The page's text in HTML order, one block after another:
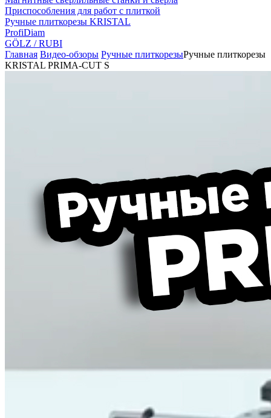
Приспособления для работ с плиткой
Ручные плиткорезы KRISTAL
ProfiDiam
GÖLZ / RUBI
Главная Видео-обзоры Ручные плиткорезыРучные плиткорезы
KRISTAL PRIMA-CUT S